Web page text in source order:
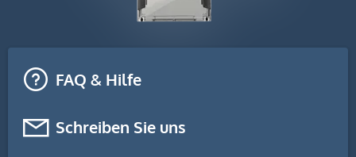
FAQ & Hilfe
Schreiben Sie uns